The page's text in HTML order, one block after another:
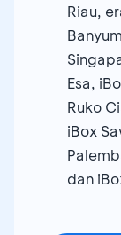
Riau,
Esa,
Ruko
iBox
dan